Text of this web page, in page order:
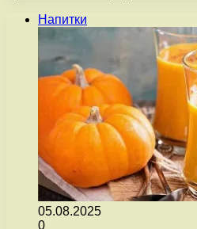
Напитки
05.08.2025
0